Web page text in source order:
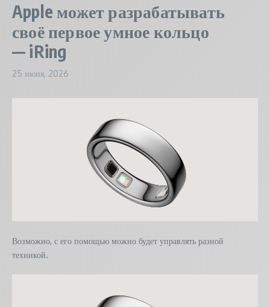
Apple может разрабатывать
своё первое умное кольцо
— iRing
25 июня, 2026
Возможно, с его помощью можно будет управлять разной
техникой.